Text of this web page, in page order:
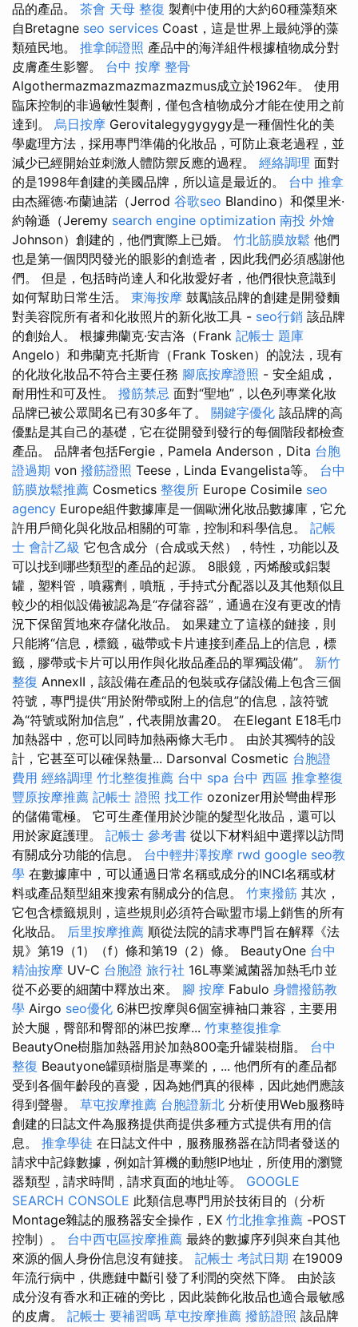
品的產品。 茶會 天母 整復 製劑中使用的大約60種藻類來
自Bretagne seo services Coast，這是世界上最純淨的藻
類殖民地。 推拿師證照 產品中的海洋組件根據植物成分對
皮膚產生影響。 台中 按摩 整骨
Algothermazmazmazmazmazmus成立於1962年。 使用
臨床控制的非過敏性製劑，僅包含植物成分才能在使用之前
達到。 烏日按摩 Gerovitalegygygygy是一種個性化的美
學處理方法，採用專門準備的化妝品，可防止衰老過程，並
減少已經開始並刺激人體防禦反應的過程。 經絡調理 面對
的是1998年創建的美國品牌，所以這是最近的。 台中 推拿
由杰羅德·布蘭迪諾（Jerrod 谷歌seo Blandino）和傑里米·
約翰遜（Jeremy search engine optimization 南投 外燴
Johnson）創建的，他們實際上已婚。 竹北筋膜放鬆 他們
也是第一個閃閃發光的眼影的創造者，因此我們必須感謝他
們。 但是，包括時尚達人和化妝愛好者，他們很快意識到
如何幫助日常生活。 東海按摩 鼓勵該品牌的創建是開發麵
對美容院所有者和化妝照片的新化妝工具 - seo行銷 該品牌
的創始人。 根據弗蘭克·安吉洛（Frank 記帳士 題庫
Angelo）和弗蘭克·托斯肯（Frank Tosken）的說法，現有
的化妝化妝品不符合主要任務 腳底按摩證照 - 安全組成，
耐用性和可及性。 撥筋禁忌 面對“聖地”，以色列專業化妝
品牌已被公眾聞名已有30多年了。 關鍵字優化 該品牌的高
優點是其自己的基礎，它在從開發到發行的每個階段都檢查
產品。 品牌者包括Fergie，Pamela Anderson，Dita 台胞
證過期 von 撥筋證照 Teese，Linda Evangelista等。 台中
筋膜放鬆推薦 Cosmetics 整復所 Europe Cosimile seo
agency Europe組件數據庫是一個歐洲化妝品數據庫，它允
許用戶簡化與化妝品相關的可靠，控制和科學信息。 記帳
士 會計乙級 它包含成分（合成或天然），特性，功能以及
可以找到哪些類型的產品的起源。 8眼鏡，丙烯酸或鋁製
罐，塑料管，噴霧劑，噴瓶，手持式分配器以及其他類似且
較少的相似設備被認為是“存儲容器”，通過在沒有更改的情
況下保留質地來存儲化妝品。 如果建立了這樣的鏈接，則
只能將“信息，標籤，磁帶或卡片連接到產品上的信息，標
籤，膠帶或卡片可以用作與化妝品產品的單獨設備”。 新竹
整復 AnnexII，該設備在產品的包裝或存儲設備上包含三個
符號，專門提供“用於附帶或附上的信息”的信息，該符號
為“符號或附加信息”，代表開放書20。 在Elegant E18毛巾
加熱器中，您可以同時加熱兩條大毛巾。 由於其獨特的設
計，它甚至可以確保熱量... Darsonval Cosmetic 台胞證
費用 經絡調理 竹北整復推薦 台中 spa 台中 西區 推拿整復
豐原按摩推薦 記帳士 證照 找工作 ozonizer用於彎曲桿形
的儲備電極。 它可生產僅用於沙龍的髮型化妝品，還可以
用於家庭護理。 記帳士 參考書 從以下材料組中選擇以訪問
有關成分功能的信息。 台中輕井澤按摩 rwd google seo教
學 在數據庫中，可以通過日常名稱或成分的INCI名稱或材
料或產品類型組來搜索有關成分的信息。 竹東撥筋 其次，
它包含標籤規則，這些規則必須符合歐盟市場上銷售的所有
化妝品。 后里按摩推薦 順從法院的請求專門旨在解釋《法
規》第19（1）（f）條和第19（2）條。 BeautyOne 台中
精油按摩 UV-C 台胞證 旅行社 16L專業滅菌器加熱毛巾並
從不必要的細菌中釋放出來。 腳 按摩 Fabulo 身體撥筋教
學 Airgo seo優化 6淋巴按摩與6個室褲袖口兼容，主要用
於大腿，臀部和臀部的淋巴按摩... 竹東整復推拿
BeautyOne樹脂加熱器用於加熱800毫升罐裝樹脂。 台中
整復 Beautyone罐頭樹脂是專業的，... 他們所有的產品都
受到各個年齡段的喜愛，因為她們真的很棒，因此她們應該
得到聲譽。 草屯按摩推薦 台胞證新北 分析使用Web服務時
創建的日誌文件為服務提供商提供多種方式提供有用的信
息。 推拿學徒 在日誌文件中，服務服務器在訪問者發送的
請求中記錄數據，例如計算機的動態IP地址，所使用的瀏覽
器類型，請求時間，請求頁面的地址等。 GOOGLE
SEARCH CONSOLE 此類信息專門用於技術目的（分析
Montage雜誌的服務器安全操作，EX 竹北推拿推薦 -POST
控制）。 台中西屯區按摩推薦 最終的數據序列與來自其他
來源的個人身份信息沒有鏈接。 記帳士 考試日期 在19009
年流行病中，供應鏈中斷引發了利潤的突然下降。 由於該
成分沒有香水和正確的旁比，因此裝飾化妝品也適合最敏感
的皮膚。 記帳士 要補習嗎 草屯按摩推薦 撥筋證照 該品牌